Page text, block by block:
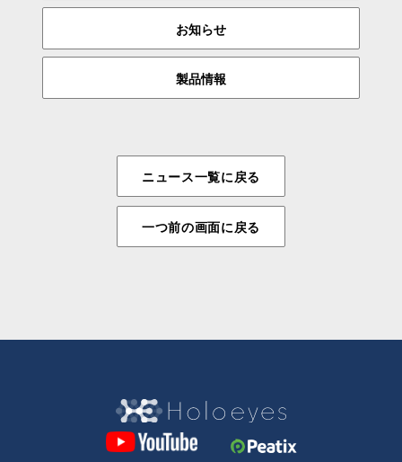
お知らせ
製品情報
ニュース一覧に戻る
一つ前の画面に戻る